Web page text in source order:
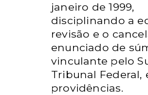
janeiro de 1999,
disciplinando a
revisão e o
enunciado de
vinculante pelo
Tribunal Federal,
providências.